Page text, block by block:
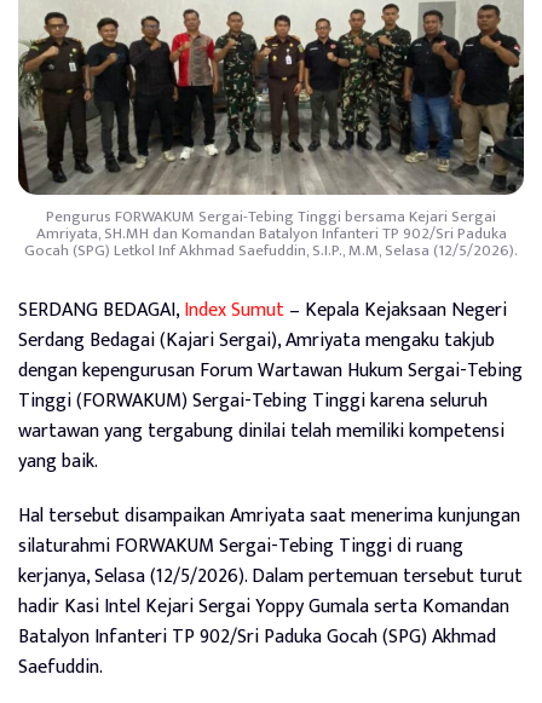
Pengurus FORWAKUM Sergai-Tebing Tinggi bersama Kejari Sergai
Amriyata, SH.MH dan Komandan Batalyon Infanteri TP 902/Sri Paduka
Gocah (SPG) Letkol Inf Akhmad Saefuddin, S.I.P., M.M, Selasa (12/5/2026).
SERDANG BEDAGAI,Index Sumut– Kepala Kejaksaan Negeri
Serdang Bedagai (Kajari Sergai), Amriyata mengaku takjub
dengan kepengurusan Forum Wartawan Hukum Sergai-Tebing
Tinggi (FORWAKUM) Sergai-Tebing Tinggi karena seluruh
wartawan yang tergabung dinilai telah memiliki kompetensi
yang baik.
Hal tersebut disampaikan Amriyata saat menerima kunjungan
silaturahmi FORWAKUM Sergai-Tebing Tinggi di ruang
kerjanya, Selasa (12/5/2026). Dalam pertemuan tersebut turut
hadir Kasi Intel Kejari Sergai Yoppy Gumala serta Komandan
Batalyon Infanteri TP 902/Sri Paduka Gocah (SPG) Akhmad
Saefuddin.